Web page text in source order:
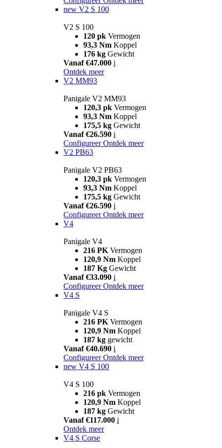
new V2 S 100
V2 S 100
120 pk Vermogen
93,3 Nm Koppel
176 kg Gewicht
Vanaf €47.000 i
Ontdek meer
V2 MM93
Panigale V2 MM93
120,3 pk Vermogen
93,3 Nm Koppel
175,5 kg Gewicht
Vanaf €26.590 i
Configureer Ontdek meer
V2 PB63
Panigale V2 PB63
120,3 pk Vermogen
93,3 Nm Koppel
175,5 kg Gewicht
Vanaf €26.590 i
Configureer Ontdek meer
V4
Panigale V4
216 PK Vermogen
120,9 Nm Koppel
187 Kg Gewicht
Vanaf €33.090 i
Configureer Ontdek meer
V4 S
Panigale V4 S
216 PK Vermogen
120,9 Nm Koppel
187 kg gewicht
Vanaf €40.690 i
Configureer Ontdek meer
new V4 S 100
V4 S 100
216 pk Vermogen
120,9 Nm Koppel
187 kg Gewicht
Vanaf €117.000 i
Ontdek meer
V4 S Corse